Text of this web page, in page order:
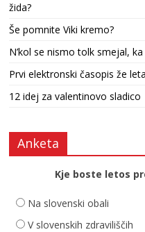
žida?
Še pomnite Viki kremo?
N’kol se nismo tolk smejal,
Prvi elektronski časopis že
12 idej za valentinovo sladico
Anketa
Kje boste letos
Na slovenski obali
V slovenskih zdraviliščih